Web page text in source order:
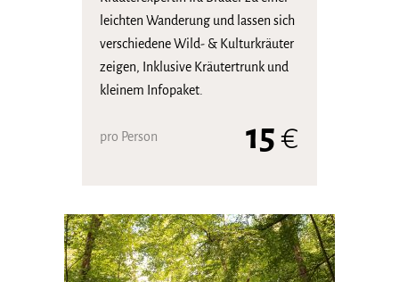
leichten Wanderung und lassen sich
verschiedene Wild- & Kulturkräuter
zeigen, Inklusive Kräutertrunk und
kleinem Infopaket.
pro Person 15€